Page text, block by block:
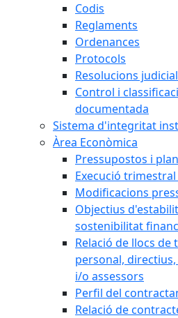
Codis
Reglaments
Ordenances
Protocols
Resolucions
Control i
documentada
Sistema d'integritat
Àrea Econòmica
Pressupostos i
Execució
Modificacions
Objectius
sostenibilitat
Relació de llocs
personal,
i/o assessors
Perfil del
Relació de